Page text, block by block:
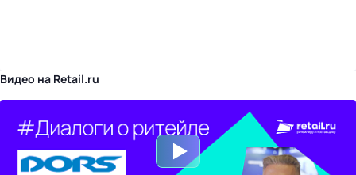
Видео на Retail.ru